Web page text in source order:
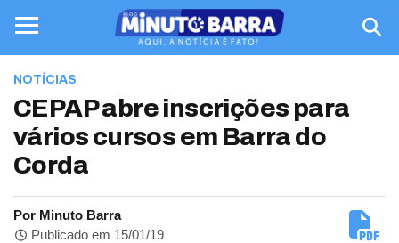
NOTÍCIAS
CEPAP abre inscrições para
vários cursos em Barra do
Corda
Por Minuto Barra
Publicado em 15/01/19